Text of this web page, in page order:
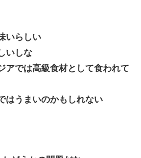
いらしい
いしな
アでは高級食材として食われて
はうまいのかもしれない